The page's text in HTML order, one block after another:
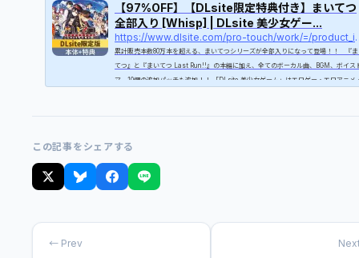
【97%OFF】【DLsite限定特典付き】まいてつ
全部入り [Whisp] | DLsite 美少女ゲー...
https://
累計販売本数80万本を超える、まいてつシリーズが全部入りになって登場！！ 『
てつ』と『まいてつ Last Run!!』の本編に加え、全てのボーカル曲、BGM、ボイス
マ、10個の追加パッチも追加！！ 「DLsite 美少女ゲーム」はエロゲー・エロアニメ
この記事をシェアする
← Prev